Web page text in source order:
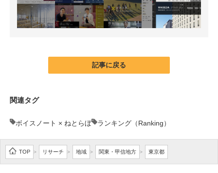
記事に戻る
関連タグ
ボイスノート × ねとらぼ ランキング（Ranking）
TOP > リサーチ > 地域 > 関東・甲信地方 > 東京都